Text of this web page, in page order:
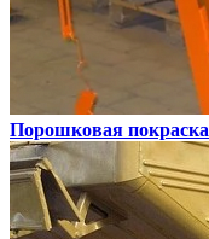
Порошковая покраска